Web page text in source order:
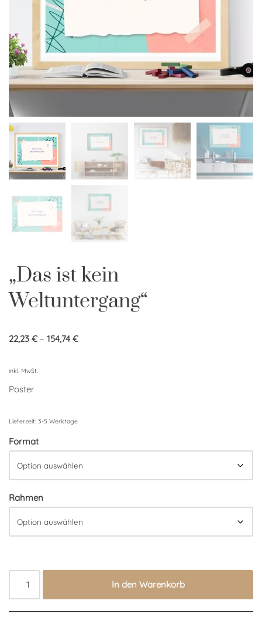
„Das ist kein
Weltuntergang“
22,23 € – 154,74 €
inkl. MwSt.
Poster
Lieferzeit: 3-5 Werktage
Format
Rahmen
In den Warenkorb